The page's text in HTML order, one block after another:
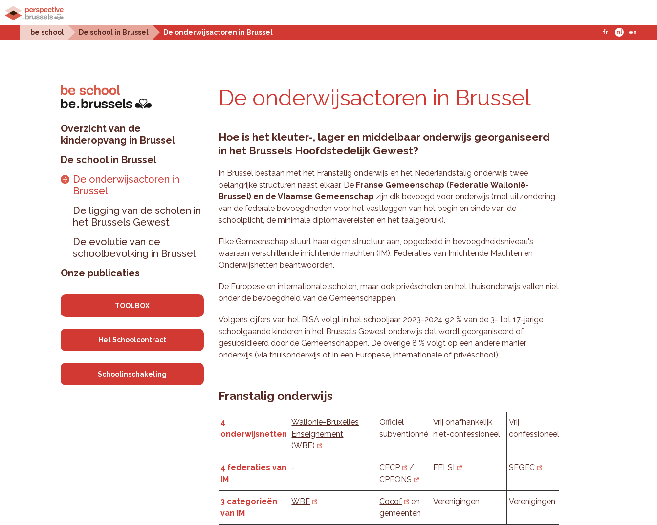
Home Stadsprojecten
be school De school in Brussel De onderwijsactoren in Brussel fr nl en
Overzicht van de
kinderopvang in Brussel
De school in Brussel
De onderwijsactoren in
Brussel
De ligging van de scholen in
het Brussels Gewest
De evolutie van de
schoolbevolking in Brussel
Onze publicaties
TOOLBOX
Het Schoolcontract
Schoolinschakeling
De onderwijsactoren in Brussel
Hoe is het kleuter-, lager en middelbaar onderwijs georganiseerd
in het Brussels Hoofdstedelijk Gewest?
In Brussel bestaan met het Franstalig onderwijs en het Nederlandstalig onderwijs twee
belangrijke structuren naast elkaar. De Franse Gemeenschap (Federatie Wallonië-
Brussel) en de Vlaamse Gemeenschap zijn elk bevoegd voor onderwijs (met uitzondering
van de federale bevoegdheden voor het vastleggen van het begin en einde van de
schoolplicht, de minimale diplomavereisten en het taalgebruik).
Elke Gemeenschap stuurt haar eigen structuur aan, opgedeeld in bevoegdheidsniveau's
waaraan verschillende inrichtende machten (IM), Federaties van Inrichtende Machten en
Onderwijsnetten beantwoorden.
De Europese en internationale scholen, maar ook privéscholen en het thuisonderwijs vallen niet
onder de bevoegdheid van de Gemeenschappen.
Volgens cijfers van het BISA volgt in het schooljaar 2023-2024 92 % van de 3- tot 17-jarige
schoolgaande kinderen in het Brussels Gewest onderwijs dat wordt georganiseerd of
gesubsidieerd door de Gemeenschappen. De overige 8 % volgt op een andere manier
onderwijs (via thuisonderwijs of in een Europese, internationale of privéschool).
Franstalig onderwijs
4
onderwijsnetten
Wallonie-Bruxelles
Enseignement
(WBE)
Officiel
subventionné
Vrij onafhankelijk
niet-confessioneel
Vrij
confessioneel
4 federaties van
IM
- CECP
/
CPEONS
FELSI SEGEC
3 categorieën
van IM
WBE Cocof
en
gemeenten
Verenigingen Verenigingen